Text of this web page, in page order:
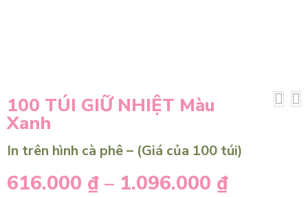
100 TÚI GIỮ NHIỆT Màu
Xanh
In trên hình cà phê – (Giá của 100 túi)
616.000 ₫ – 1.096.000 ₫